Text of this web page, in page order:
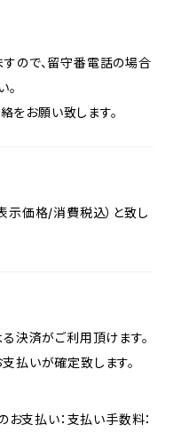
ので、留守番電話の場合
。
お願い致します。
示価格/消費税込）と致し
決済がご利用頂けます。
払いが確定致します。
お支払い：支払い手数料：